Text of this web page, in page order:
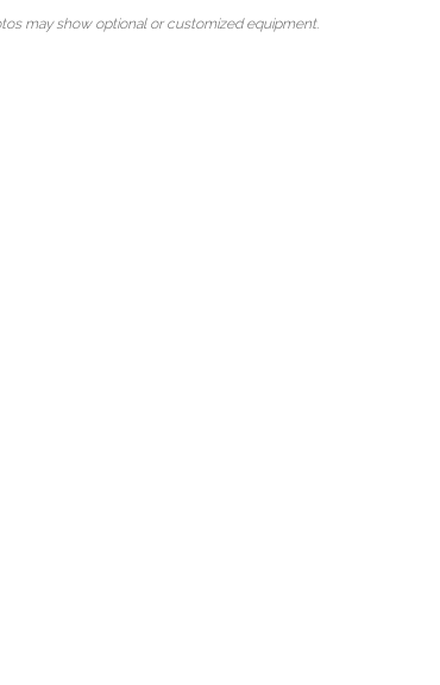
may show optional or customized equipment.